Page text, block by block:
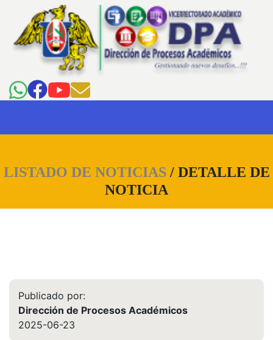
LISTADO DE NOTICIAS / DETALLE DE
NOTICIA
Publicado por:
Dirección de Procesos Académicos
2025-06-23